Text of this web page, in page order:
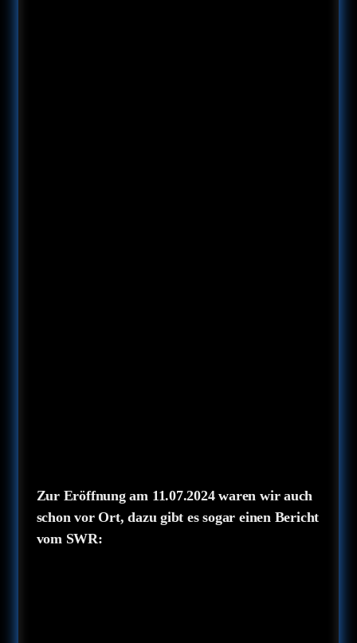
Zur Eröffnung am 11.07.2024 waren wir auch
schon vor Ort, dazu gibt es sogar einen Bericht
vom SWR: